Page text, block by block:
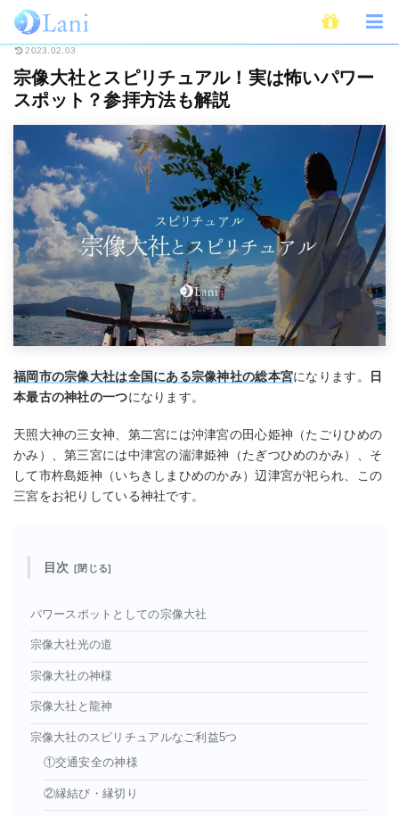
ホーム スピリチュアル 宗像大社とスピリチュアル！実は怖いパワースポ
2023.02.03
宗像大社とスピリチュアル！実は怖いパワー
スポット？参拝方法も解説
福岡市の宗像大社は全国にある宗像神社の総本宮になります。
日
本最古の神社の一つになります。
天照大神の三女神、第二宮には沖津宮の田心姫神（たごりひめの
かみ）、第三宮には中津宮の湍津姫神（たぎつひめのかみ）、そ
して市杵島姫神（いちきしまひめのかみ）辺津宮が祀られ、この
三宮をお祀りしている神社です。
目次
パワースポットとしての宗像大社
宗像大社光の道
宗像大社の神様
宗像大社と龍神
宗像大社のスピリチュアルなご利益5つ
①交通安全の神様
②縁結び・縁切り